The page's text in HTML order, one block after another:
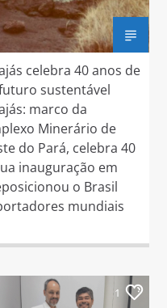
celebra 40 anos de
sustentável
marco da
Minerário de
do Pará, celebra 40
inauguração em
o Brasil
mundiais
1